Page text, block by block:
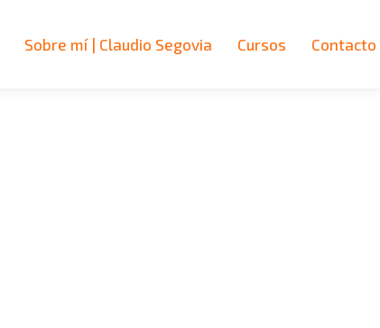
Sobre mí | Claudio Segovia Cursos Contacto